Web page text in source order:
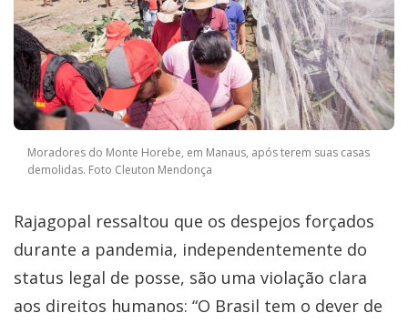
Moradores do Monte Horebe, em Manaus, após terem suas casas
demolidas. Foto Cleuton Mendonça
Rajagopal ressaltou que os despejos forçados
durante a pandemia, independentemente do
status legal de posse, são uma violação clara
aos direitos humanos: “O Brasil tem o dever de